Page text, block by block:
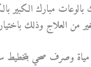
بالوعات مبارك الكبير
خير من العلاج وذلك
مياة وصرف صحي